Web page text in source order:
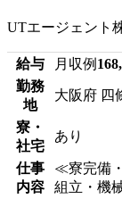
UTエージェント
給与 月収例
勤務
地
大阪府 四
寮・
社宅
あり
仕事
内容
≪寮完備
組立・機